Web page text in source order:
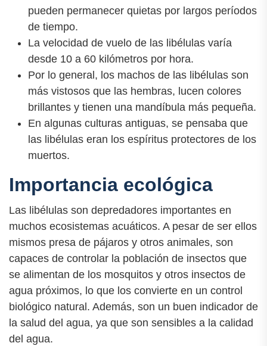
pueden permanecer quietas por largos períodos
de tiempo.
La velocidad de vuelo de las libélulas varía
desde 10 a 60 kilómetros por hora.
Por lo general, los machos de las libélulas son
más vistosos que las hembras, lucen colores
brillantes y tienen una mandíbula más pequeña.
En algunas culturas antiguas, se pensaba que
las libélulas eran los espíritus protectores de los
muertos.
Importancia ecológica
Las libélulas son depredadores importantes en
muchos ecosistemas acuáticos. A pesar de ser ellos
mismos presa de pájaros y otros animales, son
capaces de controlar la población de insectos que
se alimentan de los mosquitos y otros insectos de
agua próximos, lo que los convierte en un control
biológico natural. Además, son un buen indicador de
la salud del agua, ya que son sensibles a la calidad
del agua.